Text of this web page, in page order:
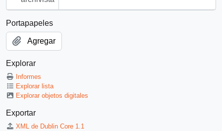
Portapapeles
Agregar
Explorar
Informes
Explorar lista
Explorar objetos digitales
Exportar
XML de Dublin Core 1.1